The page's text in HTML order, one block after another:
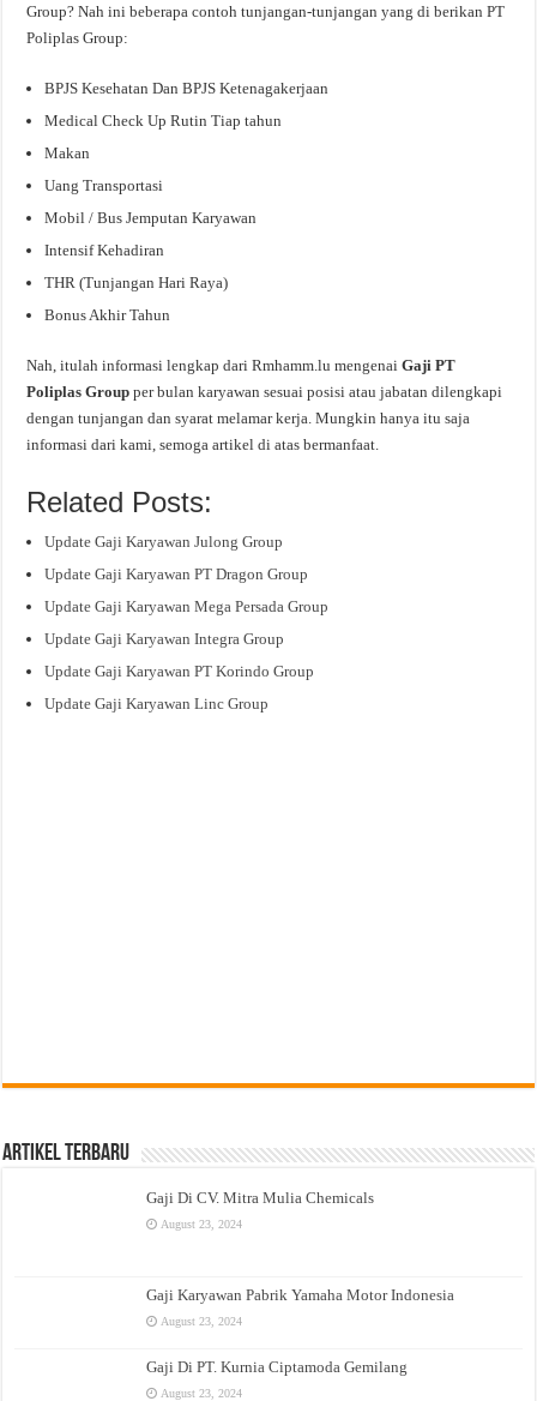
Group? Nah ini beberapa contoh tunjangan-tunjangan yang di berikan PT
Poliplas Group:
BPJS Kesehatan Dan BPJS Ketenagakerjaan
Medical Check Up Rutin Tiap tahun
Makan
Uang Transportasi
Mobil / Bus Jemputan Karyawan
Intensif Kehadiran
THR (Tunjangan Hari Raya)
Bonus Akhir Tahun
Nah, itulah informasi lengkap dari Rmhamm.lu mengenaiGaji PT
Poliplas Groupper bulan karyawan sesuai posisi atau jabatan dilengkapi
dengan tunjangan dan syarat melamar kerja. Mungkin hanya itu saja
informasi dari kami, semoga artikel di atas bermanfaat.
Related Posts:
Update Gaji Karyawan Julong Group
Update Gaji Karyawan PT Dragon Group
Update Gaji Karyawan Mega Persada Group
Update Gaji Karyawan Integra Group
Update Gaji Karyawan PT Korindo Group
Update Gaji Karyawan Linc Group
Artikel Terbaru
Gaji Di CV. Mitra Mulia Chemicals
August 23, 2024
Gaji Karyawan Pabrik Yamaha Motor Indonesia
August 23, 2024
Gaji Di PT. Kurnia Ciptamoda Gemilang
August 23, 2024